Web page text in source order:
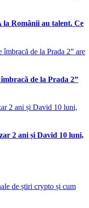
la Românii au talent. Ce
de la Prada 2”
2 ani și David 10 luni,